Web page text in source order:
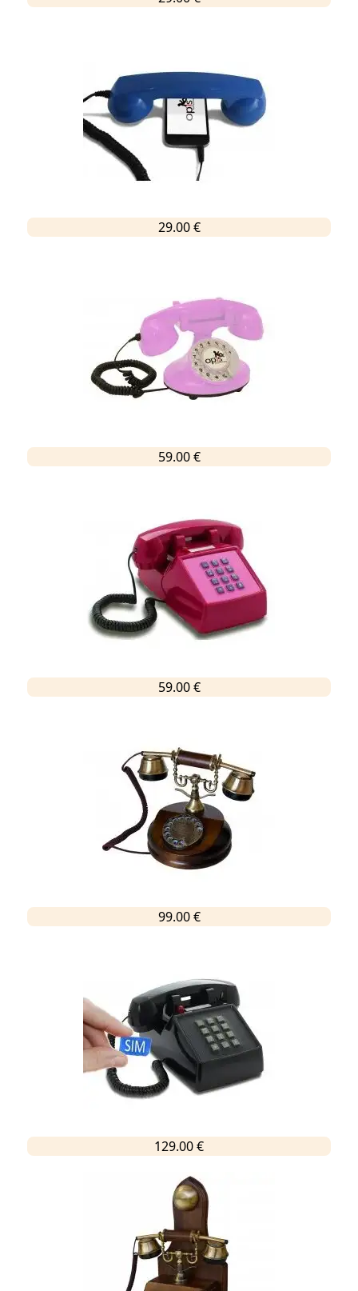
29.00 €
59.00 €
59.00 €
99.00 €
129.00 €